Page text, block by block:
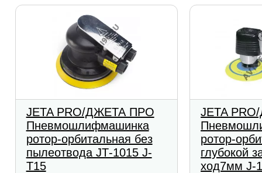
JETA PRO/ДЖЕТА ПРО
Пневмошлифмашинка
ротор-орбитальная без
пылеотвода JТ-1015 J-
T15
JETA
ротор-
глубокой
ход7мм J-